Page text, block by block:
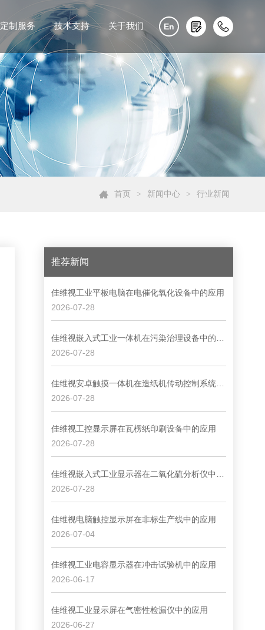
En
定制服务 技术支持 关于我们
首页 > 新闻中心 > 行业新闻
推荐新闻
佳维视工业平板电脑在电催化氧化设备中的应用
2026-07-28
2026-07-28
佳维视安卓触摸一体机在造纸机传动控制系统中的应用
2026-07-28
佳维视工控显示屏在瓦楞纸印刷设备中的应用
2026-07-28
2026-07-28
佳维视电脑触控显示屏在非标生产线中的应用
2026-07-04
佳维视工业电容显示器在冲击试验机中的应用
2026-06-17
佳维视工业显示屏在气密性检漏仪中的应用
2026-06-27